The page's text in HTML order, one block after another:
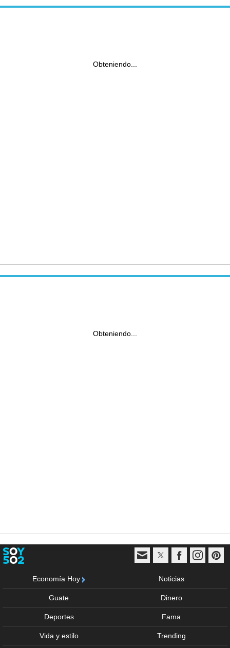
Obteniendo...
Obteniendo...
Economía Hoy Noticias
Guate Dinero
Deportes Fama
Vida y estilo Trending